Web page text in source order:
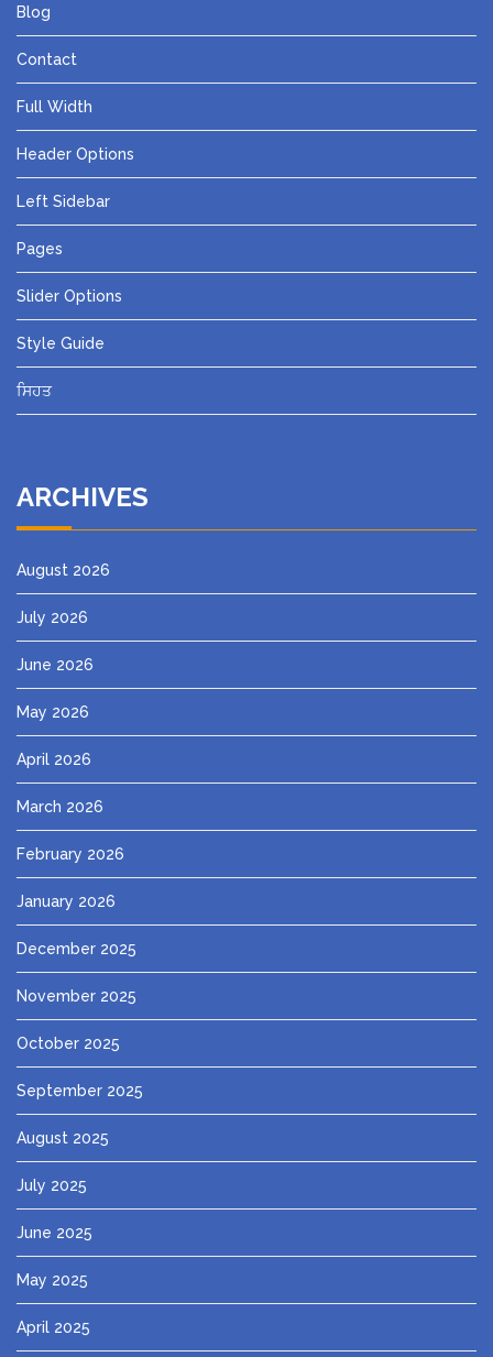
Blog
Contact
Full Width
Header Options
Left Sidebar
Pages
Slider Options
Style Guide
ਸਿਹਤ
ARCHIVES
August 2026
July 2026
June 2026
May 2026
April 2026
March 2026
February 2026
January 2026
December 2025
November 2025
October 2025
September 2025
August 2025
July 2025
June 2025
May 2025
April 2025